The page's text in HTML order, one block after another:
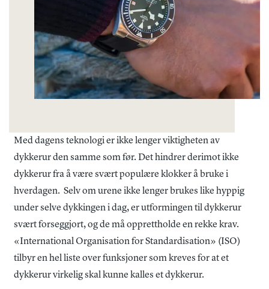
Med dagens teknologi er ikke lenger viktigheten av
dykkerur den samme som før. Det hindrer derimot ikke
dykkerur fra å være svært populære klokker å bruke i
hverdagen. Selv om urene ikke lenger brukes like hyppig
under selve dykkingen i dag, er utformingen til dykkerur
svært forseggjort, og de må opprettholde en rekke krav.
«International Organisation for Standardisation» (ISO)
tilbyr en hel liste over funksjoner som kreves for at et
dykkerur virkelig skal kunne kalles et dykkerur.